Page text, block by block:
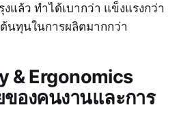
ล้ว ทำได้เบากว่า แข็งแรงกว่า
นทุนในการผลิตมากกว่า
& Ergonomics
องคนงานและการ